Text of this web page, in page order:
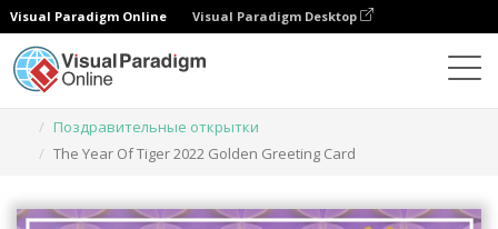
Visual Paradigm Online Visual Paradigm Desktop
Поздравительные открытки
The Year Of Tiger 2022 Golden Greeting Card